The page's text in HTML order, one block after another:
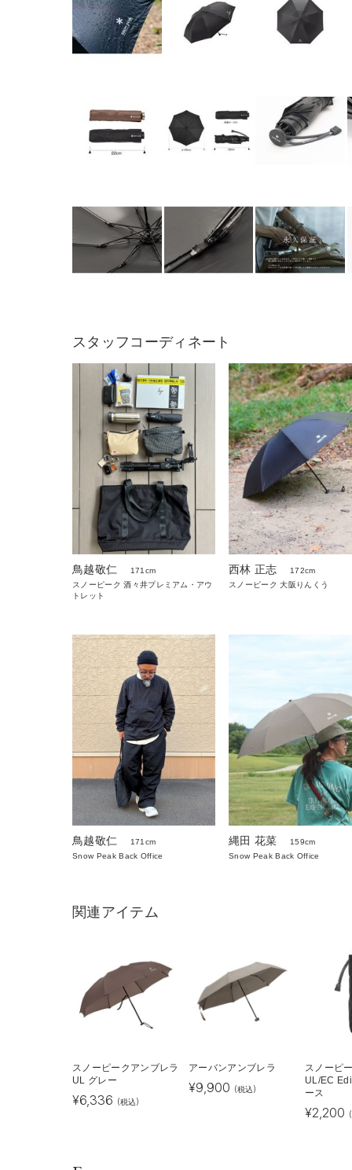
スタッフコーディネート
鳥越敬仁
171cm
スノーピーク 酒々井プレミアム・アウ
トレット
西林 正志
172cm
スノーピーク 大阪りんくう
鳥越敬仁
171cm
Snow Peak Back Office
縄田 花菜
159cm
Snow Peak Back Office
関連アイテム
スノーピークアンブレラ
UL グレー
¥6,336 (税込)
アーバンアンブレラ
¥9,900 (税込)
スノーピ
UL/EC
ース
¥2,200